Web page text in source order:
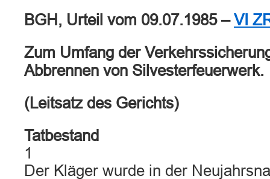
BGH, Urteil vom 09.07.1985 –VI
Zum Umfang der
Abbrennen von Silvesterfeuerwerk.
(Leitsatz des Gerichts)
Tatbestand
1
Der Kläger wurde in der